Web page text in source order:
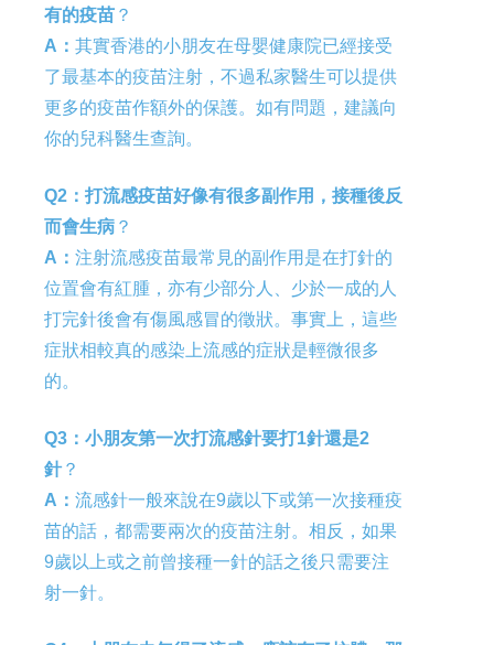
有的疫苗 ？
A ：其實香港的小朋友在母嬰健康院已經接受
了最基本的疫苗注射，不過私家醫生可以提供
更多的疫苗作額外的保護。如有問題，建議向
你的兒科醫生查詢。
Q2：打流感疫苗好像有很多副作用，接種後反
而會生病 ？
A ：注射流感疫苗最常見的副作用是在打針的
位置會有紅腫，亦有少部分人、少於一成的人
打完針後會有傷風感冒的徵狀。事實上，這些
症狀相較真的感染上流感的症狀是輕微很多
的。
Q3：小朋友第一次打流感針要打1針還是2
針？
A ：流感針一般來說在9歲以下或第一次接種疫
苗的話，都需要兩次的疫苗注射。相反，如果
9歲以上或之前曾接種一針的話之後只需要注
射一針。